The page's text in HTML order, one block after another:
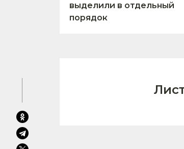
выделили в отдельный
порядок